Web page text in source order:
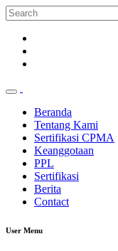
Beranda
Tentang Kami
Sertifikasi CPMA
Keanggotaan
PPL
Sertifikasi
Berita
Contact
User Menu